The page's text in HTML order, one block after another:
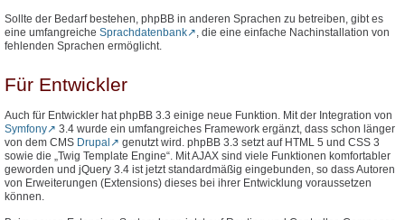
Sollte der Bedarf bestehen, phpBB in anderen Sprachen zu betreiben, gibt es
eine umfangreiche Sprachdatenbank
, die eine einfache Nachinstallation von
fehlenden Sprachen ermöglicht.
Für Entwickler
Auch für Entwickler hat phpBB 3.3 einige neue Funktion. Mit der Integration von
Symfony
3.4 wurde ein umfangreiches Framework ergänzt, dass schon länger
von dem CMS Drupal
genutzt wird. phpBB 3.3 setzt auf HTML 5 und CSS 3
sowie die „Twig Template Engine“. Mit AJAX sind viele Funktionen komfortabler
geworden und jQuery 3.4 ist jetzt standardmäßig eingebunden, so dass Autoren
von Erweiterungen (Extensions) dieses bei ihrer Entwicklung voraussetzen
können.